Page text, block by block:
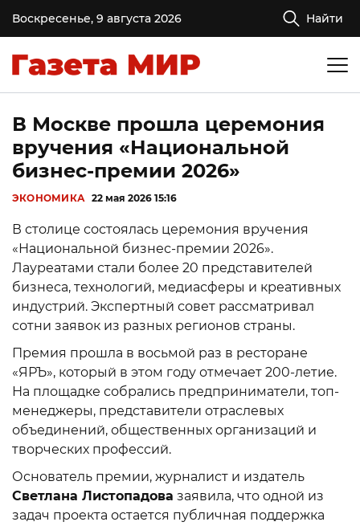
Воскресенье, 9 августа 2026 Найти
В Москве прошла церемония
вручения «Национальной
бизнес-премии 2026»
ЭКОНОМИКА 22 мая 2026 15:16
В столице состоялась церемония вручения
«Национальной бизнес-премии 2026».
Лауреатами стали более 20 представителей
бизнеса, технологий, медиасферы и креативных
индустрий. Экспертный совет рассматривал
сотни заявок из разных регионов страны.
Премия прошла в восьмой раз в ресторане
«ЯРЪ», который в этом году отмечает 200-летие.
На площадке собрались предприниматели, топ-
менеджеры, представители отраслевых
объединений, общественных организаций и
творческих профессий.
Основатель премии, журналист и издатель
Светлана Листопадова заявила, что одной из
задач проекта остается публичная поддержка